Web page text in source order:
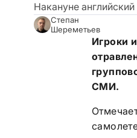
Накануне
Степан
Шереметьев
Игроки
СМИ.